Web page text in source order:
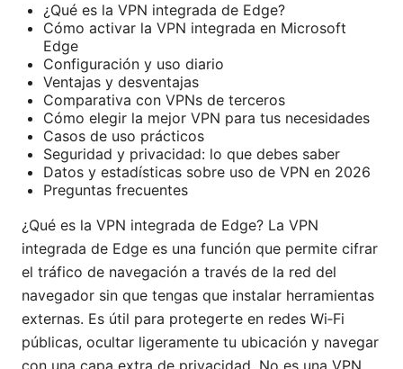
¿Qué es la VPN integrada de Edge?
Cómo activar la VPN integrada en Microsoft
Edge
Configuración y uso diario
Ventajas y desventajas
Comparativa con VPNs de terceros
Cómo elegir la mejor VPN para tus necesidades
Casos de uso prácticos
Seguridad y privacidad: lo que debes saber
Datos y estadísticas sobre uso de VPN en 2026
Preguntas frecuentes
¿Qué es la VPN integrada de Edge? La VPN
integrada de Edge es una función que permite cifrar
el tráfico de navegación a través de la red del
navegador sin que tengas que instalar herramientas
externas. Es útil para protegerte en redes Wi‑Fi
públicas, ocultar ligeramente tu ubicación y navegar